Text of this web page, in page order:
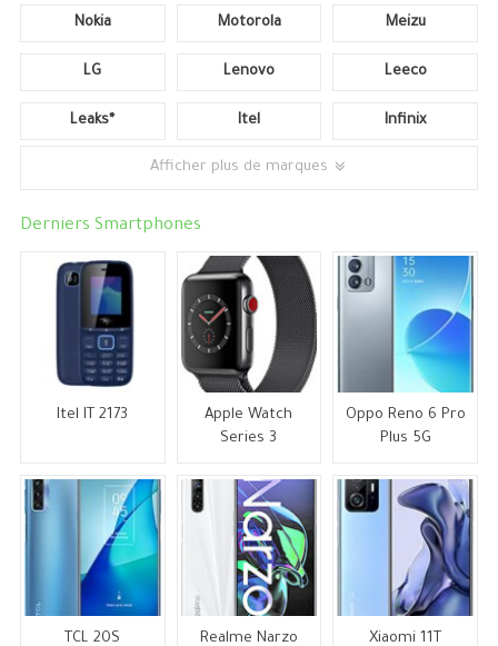
Nokia Motorola Meizu
LG Lenovo Leeco
Leaks* Itel Infinix
Afficher plus de marques
Derniers Smartphones
Itel IT 2173
Apple Watch
Series 3
Oppo Reno 6 Pro
Plus 5G
TCL 20S Realme Narzo Xiaomi 11T